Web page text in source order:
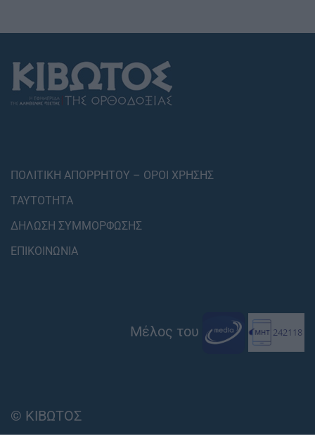
ΠΟΛΙΤΙΚΗ ΑΠΟΡΡΗΤΟΥ – ΟΡΟΙ ΧΡΗΣΗΣ
ΤΑΥΤΟΤΗΤΑ
ΔΗΛΩΣΗ ΣΥΜΜΟΡΦΩΣΗΣ
ΕΠΙΚΟΙΝΩΝΙΑ
Μέλος του
© ΚΙΒΩΤΟΣ